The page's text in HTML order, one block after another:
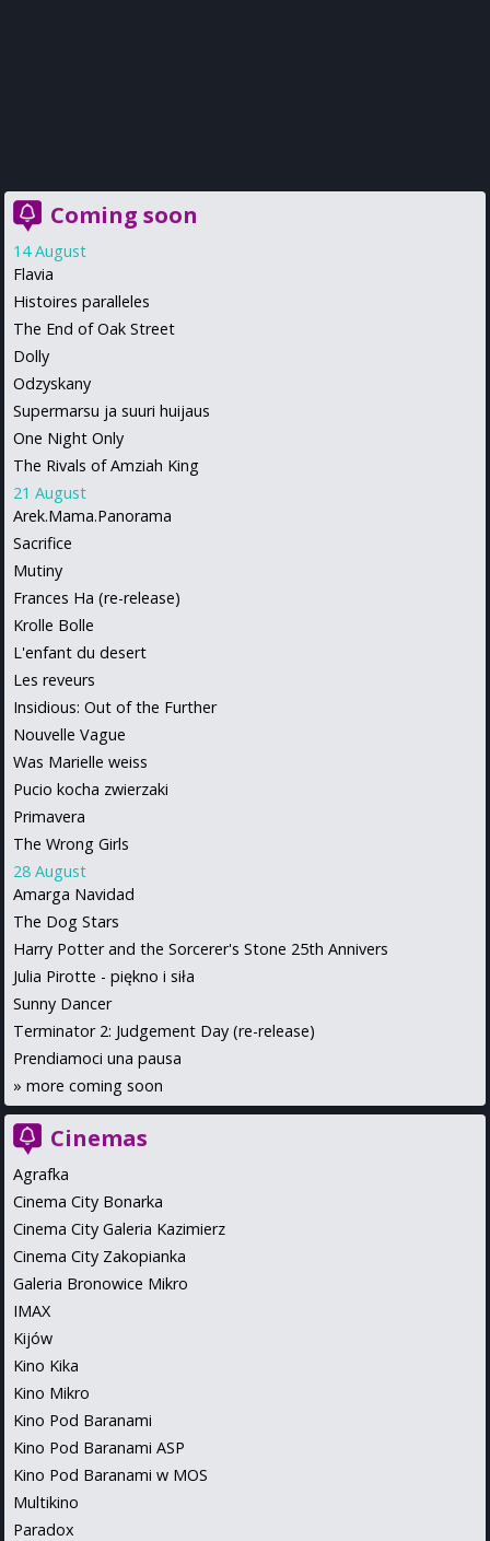
Coming soon
14 August
Flavia
Histoires paralleles
The End of Oak Street
Dolly
Odzyskany
Supermarsu ja suuri huijaus
One Night Only
The Rivals of Amziah King
21 August
Arek.Mama.Panorama
Sacrifice
Mutiny
Frances Ha (re-release)
Krolle Bolle
L'enfant du desert
Les reveurs
Insidious: Out of the Further
Nouvelle Vague
Was Marielle weiss
Pucio kocha zwierzaki
Primavera
The Wrong Girls
28 August
Amarga Navidad
The Dog Stars
Harry Potter and the Sorcerer's Stone 25th Annivers
Julia Pirotte - piękno i siła
Sunny Dancer
Terminator 2: Judgement Day (re-release)
Prendiamoci una pausa
» more coming soon
Cinemas
Agrafka
Cinema City Bonarka
Cinema City Galeria Kazimierz
Cinema City Zakopianka
Galeria Bronowice Mikro
IMAX
Kijów
Kino Kika
Kino Mikro
Kino Pod Baranami
Kino Pod Baranami ASP
Kino Pod Baranami w MOS
Multikino
Paradox